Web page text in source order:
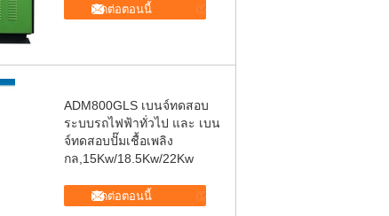
ติดต่อตอนนี้
ADM800GLS เบนจ์ทดสอบ
ระบบรถไฟฟ้าทั่วไป และ เบน
จ์ทดสอบปั๊มเชื้อเพลิง
กล,15Kw/18.5Kw/22Kw
ติดต่อตอนนี้